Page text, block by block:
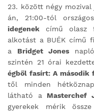
23. között négy mozival
án, 21:00-tól
idegenek című olasz
alkotást a BUÉK című
a Bridget Jones
szintén 21 órai
égből fasírt: A második
től minden
látható a Masterchef
gyerekek mérik